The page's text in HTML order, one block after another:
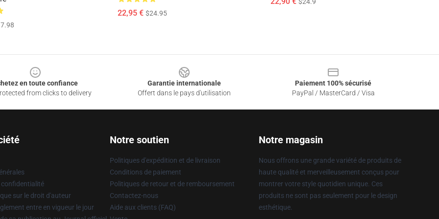
22,95 € $24.95
en toute confiance
from clicks to delivery
Garantie internationale
Offert dans le pays d'utilisation
Paiement 100% sécurisé
PayPal / MasterCard / Visa
confidentialité
sur le droit d'auteur
entre en vigueur le jour
Notre soutien
Politiques d'expédition et de livraison
Conditions de paiement
Politiques de retour et de remboursement
Contactez-nous
Aide aux clients (FAQ)
Notre magasin
Nous offrons une grande variété de produits de
haute qualité et merveilleusement conçus pour
montrer votre style quotidien unique. Ces
produits ne sont pas seulement pour le design
esthétique.